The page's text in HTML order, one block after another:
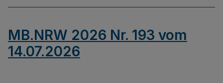
MB.NRW 2026 Nr. 193 vom
14.07.2026